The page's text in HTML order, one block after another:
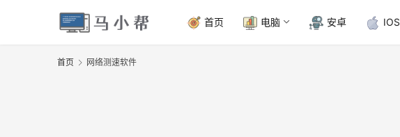
首页 电脑 安卓 IOS
首页 网络测速软件